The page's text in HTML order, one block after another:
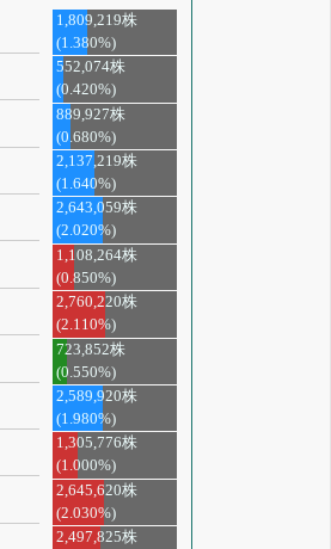
1,809,219株
(1.380%)
552,074株
(0.420%)
889,927株
(0.680%)
2,137,219株
(1.640%)
2,643,059株
(2.020%)
1,108,264株
(0.850%)
2,760,220株
(2.110%)
723,852株
(0.550%)
2,589,920株
(1.980%)
1,305,776株
(1.000%)
2,645,620株
(2.030%)
2,497,825株